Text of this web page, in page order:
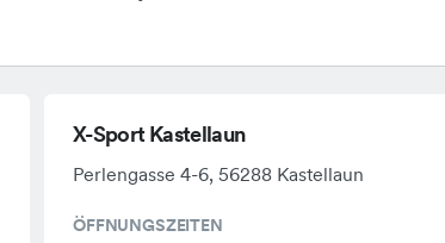
X-Sport Kastellaun
Perlengasse 4-6, 56288 Kastellaun
ÖFFNUNGSZEITEN